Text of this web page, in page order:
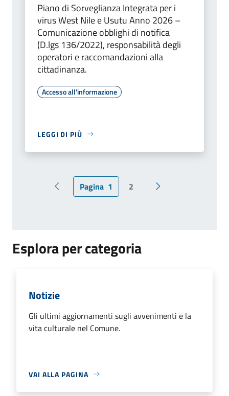
Piano di Sorveglianza Integrata per i
virus West Nile e Usutu Anno 2026 –
Comunicazione obblighi di notifica
(D.lgs 136/2022), responsabilità degli
operatori e raccomandazioni alla
cittadinanza.
Accesso all'informazione
LEGGI DI PIÙ
Pagina precedente
Pagina 1 2 Pagina successiva
Esplora per categoria
Notizie
Gli ultimi aggiornamenti sugli avvenimenti e la
vita culturale nel Comune.
VAI ALLA PAGINA